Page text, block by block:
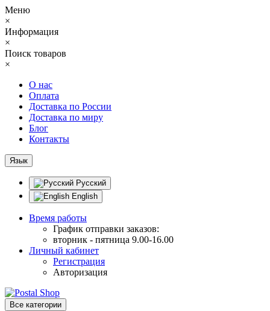
Меню
×
Информация
×
Поиск товаров
×
О нас
Оплата
Доставка по России
Доставка по миру
Блог
Контакты
Язык
Русский
English
Время работы
График отправки заказов:
вторник - пятница 9.00-16.00
Личный кабинет
Регистрация
Авторизация
Все категории